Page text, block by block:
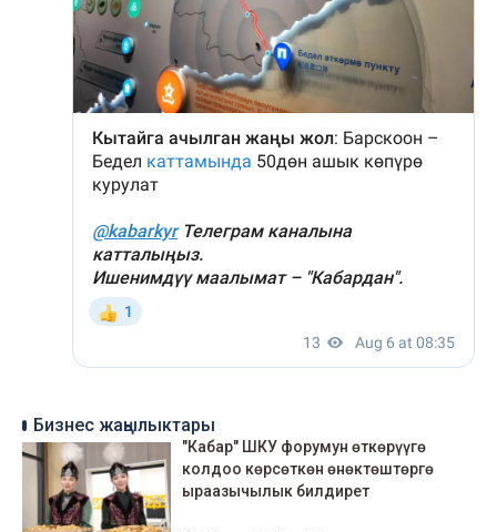
Бизнес жаңылыктары
"Кабар" ШКУ форумун өткөрүүгө
колдоо көрсөткөн өнөктөштөргө
ыраазычылык билдирет